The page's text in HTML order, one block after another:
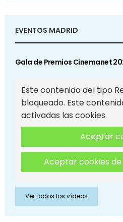
EVENTOS MADRID
Gala de Premios Cinemanet
Este contenido del tipo
bloqueado. Este
activadas las cookies.
Aceptar
Aceptar cookies de
Ver todos los vídeos